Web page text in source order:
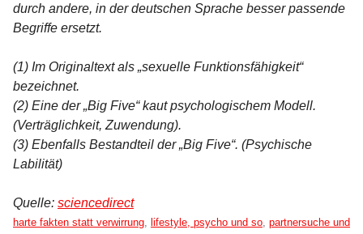
durch andere, in der deutschen Sprache besser passende
Begriffe ersetzt.
(1) Im Originaltext als „sexuelle Funktionsfähigkeit“
bezeichnet.
(2) Eine der „Big Five“ kaut psychologischem Modell.
(Verträglichkeit, Zuwendung).
(3) Ebenfalls Bestandteil der „Big Five“. (Psychische
Labilität)
Quelle: sciencedirect
Kategorien:
harte fakten statt verwirrung lifestyle, psycho und so partnersuche und